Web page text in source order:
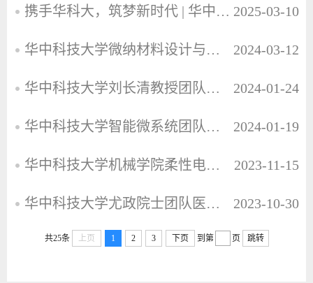
携手华科大，筑梦新时代 | 华中科技大学诚聘全球英才 2025-03-10
华中科技大学微纳材料设计与制造研究中心招收博士后 2024-03-12
华中科技大学刘长清教授团队、杨光教授团队联合博士后招聘启事 2024-01-24
华中科技大学智能微系统团队招聘博士后 2024-01-19
华中科技大学机械学院柔性电子制造团队（iFLEX@HUST）诚聘博士后人才 2023-11-15
华中科技大学尤政院士团队医学诊治智能微系统课题组招聘博士后 2023-10-30
共25条 上页 1 2 3 下页 到第 页 跳转